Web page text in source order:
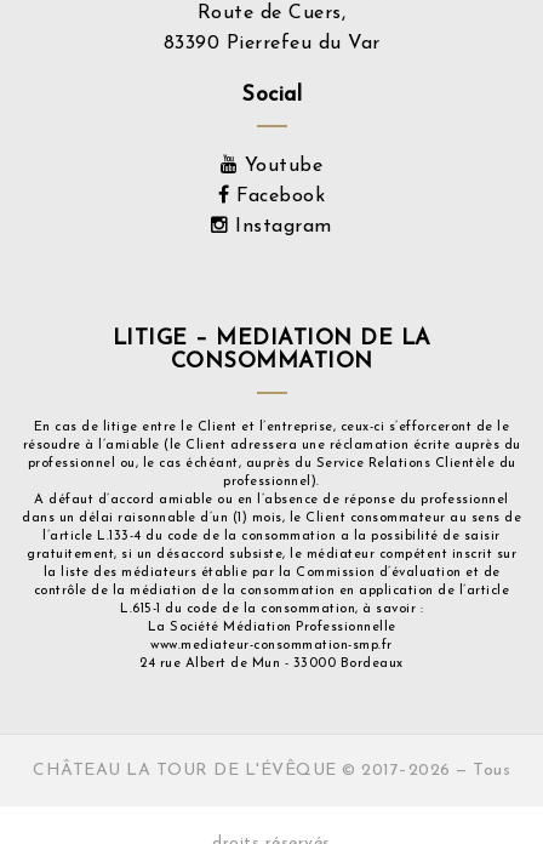
Route de Cuers,
83390 Pierrefeu du Var
Social
Youtube
Facebook
Instagram
LITIGE – MEDIATION DE LA
CONSOMMATION
En cas de litige entre le Client et l’entreprise, ceux-ci s’efforceront de le
résoudre à l’amiable (le Client adressera une réclamation écrite auprès du
professionnel ou, le cas échéant, auprès du Service Relations Clientèle du
professionnel).
A défaut d’accord amiable ou en l’absence de réponse du professionnel
dans un délai raisonnable d’un (1) mois, le Client consommateur au sens de
l’article L.133-4 du code de la consommation a la possibilité de saisir
gratuitement, si un désaccord subsiste, le médiateur compétent inscrit sur
la liste des médiateurs établie par la Commission d’évaluation et de
contrôle de la médiation de la consommation en application de l’article
L.615-1 du code de la consommation, à savoir :
La Société Médiation Professionnelle
www.mediateur-consommation-smp.fr
24 rue Albert de Mun - 33000 Bordeaux
CHÂTEAU LA TOUR DE L'ÉVÊQUE © 2017–2026 — Tous